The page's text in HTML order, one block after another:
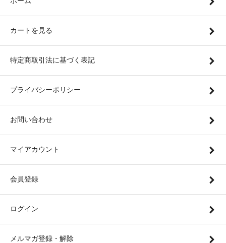
カートを見る
特定商取引法に基づく表記
プライバシーポリシー
お問い合わせ
マイアカウント
会員登録
ログイン
メルマガ登録・解除